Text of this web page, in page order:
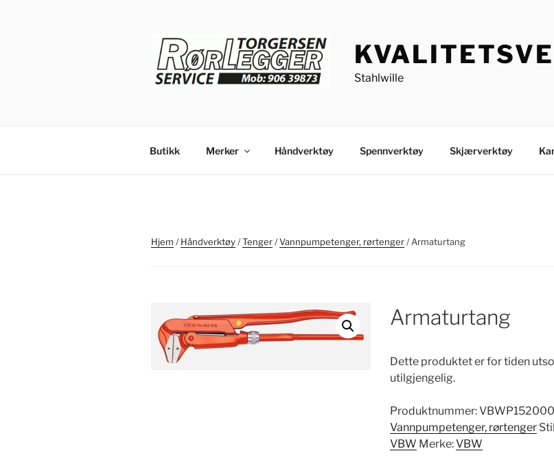
Stahlwille
Butikk Merker Håndverktøy Spennverktøy Skjærverktøy
Hjem /Håndverktøy/Tenger/Vannpumpetenger, rørtenger/ Armaturtang
Armaturtang
Dette produktet er for tiden
utilgjengelig.
Produktnummer:VBWP152000
Vannpumpetenger, rørtenger
VBW Merke:VBW